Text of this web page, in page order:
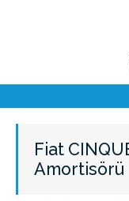
Fiat
Amortisörü